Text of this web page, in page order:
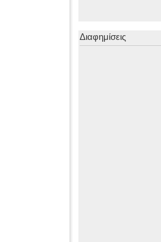
Διαφημίσεις